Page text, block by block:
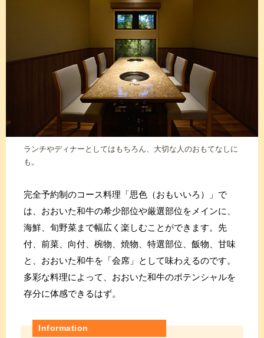
ランチやディナーとしてはもちろん、大切な人のおもてなしに
も。
完全予約制のコース料理「思色（おもいいろ）」で
は、おおいた和牛の希少部位や厳選部位をメインに、
海鮮、旬野菜まで幅広く楽しむことができます。先
付、前菜、向付、椀物、焼物、特選部位、飯物、甘味
と、おおいた和牛を「会席」として味わえるのです。
多彩な料理によって、おおいた和牛のポテンシャルを
存分に体感できるはず。
Information